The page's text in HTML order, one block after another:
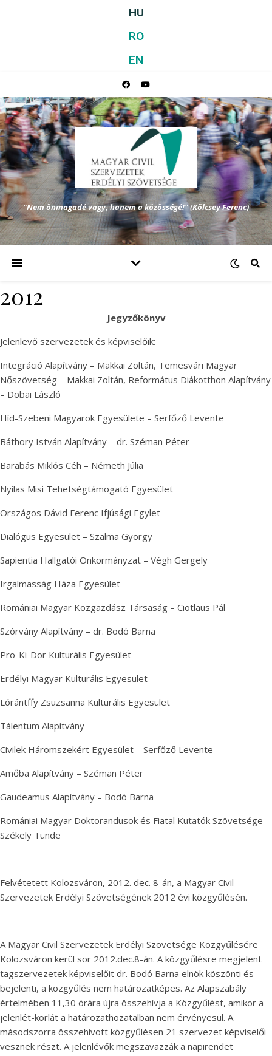
HU
RO
EN
"Nem önmagadé vagy, hanem a közösségé!" (Kölcsey Ferenc)
2012
Jegyzőkönyv
Jelenlevő szervezetek és képviselőik:
Integráció Alapítvány – Makkai Zoltán, Temesvári Magyar
Nőszövetség – Makkai Zoltán, Református Diákotthon Alapítvány
– Dobai László
Híd-Szebeni Magyarok Egyesülete – Serfőző Levente
Báthory István Alapítvány – dr. Széman Péter
Barabás Miklós Céh – Németh Júlia
Nyilas Misi Tehetségtámogató Egyesület
Országos Dávid Ferenc Ifjúsági Egylet
Dialógus Egyesület – Szalma György
Sapientia Hallgatói Önkormányzat – Végh Gergely
Irgalmasság Háza Egyesület
Romániai Magyar Közgazdász Társaság – Ciotlaus Pál
Szórvány Alapítvány – dr. Bodó Barna
Pro-Ki-Dor Kulturális Egyesület
Erdélyi Magyar Kulturális Egyesület
Lórántffy Zsuzsanna Kulturális Egyesület
Tálentum Alapítvány
Civilek Háromszekért Egyesület – Serfőző Levente
Amőba Alapítvány – Széman Péter
Gaudeamus Alapítvány – Bodó Barna
Romániai Magyar Doktorandusok és Fiatal Kutatók Szövetsége –
Székely Tünde
Felvétetett Kolozsváron, 2012. dec. 8-án, a Magyar Civil
Szervezetek Erdélyi Szövetségének 2012 évi közgyűlésén.
A Magyar Civil Szervezetek Erdélyi Szövetsége Közgyűlésére
Kolozsváron kerül sor 2012.dec.8-án. A közgyűlésre megjelent
tagszervezetek képviselőit dr. Bodó Barna elnök köszönti és
bejelenti, a közgyűlés nem határozatképes. Az Alapszabály
értelmében 11,30 órára újra összehívja a Közgyűlést, amikor a
jelenlét-korlát a határozathozatalban nem érvényesül. A
másodszorra összehívott közgyűlésen 21 szervezet képviselői
vesznek részt. A jelenlévők megszavazzák a napirendet